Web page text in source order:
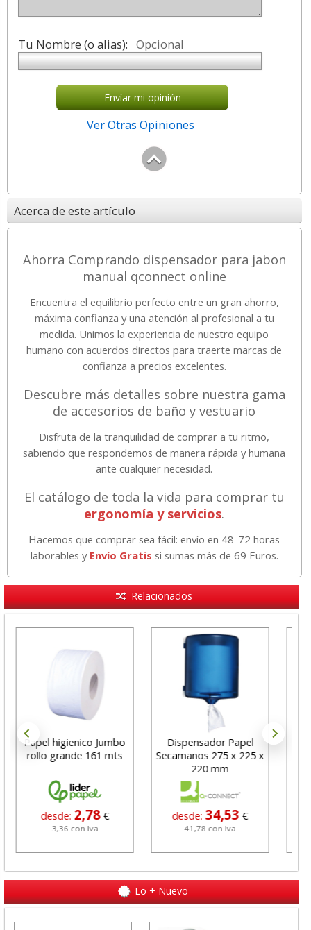
Tu Nombre (o alias): Opcional
Envíar mi opinión
Ver Otras Opiniones
Acerca de este artículo
Ahorra Comprando dispensador para jabon
manual qconnect online
Encuentra el equilibrio perfecto entre un gran ahorro,
máxima confianza y una atención al profesional a tu
medida. Unimos la experiencia de nuestro equipo
humano con acuerdos directos para traerte marcas de
confianza a precios excelentes.
Descubre más detalles sobre nuestra gama
de accesorios de baño y vestuario
Disfruta de la tranquilidad de comprar a tu ritmo,
sabiendo que respondemos de manera rápida y humana
ante cualquier necesidad.
El catálogo de toda la vida para comprar tu
ergonomía y servicios.
Hacemos que comprar sea fácil: envío en 48-72 horas
laborables y Envío Gratis si sumas más de 69 Euros.
Relacionados
Papel higienico Jumbo
rollo grande 161 mts
desde: 2,78 €
3,36 con Iva
Dispensador Papel
Secamanos 275 x 225 x
220 mm
desde: 34,53 €
41,78 con Iva
Lo + Nuevo